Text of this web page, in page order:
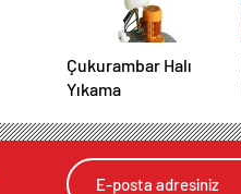
Çukurambar Halı
Yıkama